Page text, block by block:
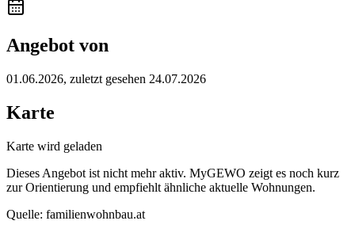
Angebot von
01.06.2026, zuletzt gesehen 24.07.2026
Karte
Karte wird geladen
Dieses Angebot ist nicht mehr aktiv. MyGEWO zeigt es noch kurz
zur Orientierung und empfiehlt ähnliche aktuelle Wohnungen.
Quelle: familienwohnbau.at